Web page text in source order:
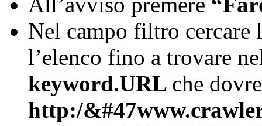
Nel campo filtro cercare
l’elenco fino a trovare
keyword.URL che
http:/